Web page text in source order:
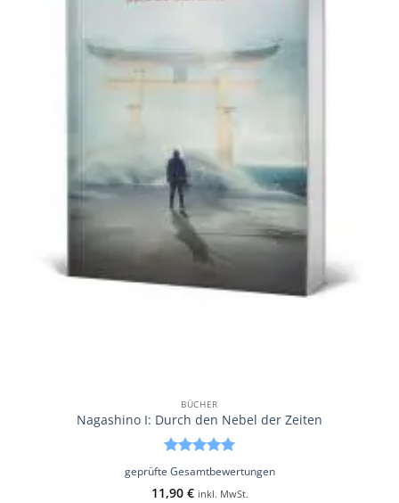
BÜCHER
Nagashino I: Durch den Nebel der Zeiten
Bewertet
mit5von
5
geprüfte Gesamtbewertungen
11,90 € inkl. MwSt.